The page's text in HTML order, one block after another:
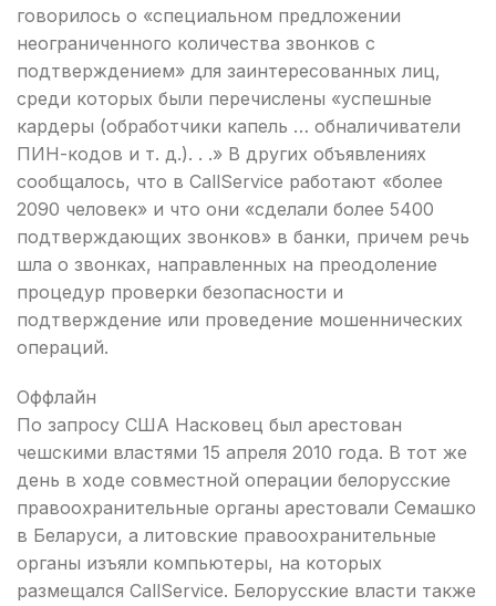
говорилось о «специальном предложении
неограниченного количества звонков с
подтверждением» для заинтересованных лиц,
среди которых были перечислены «успешные
кардеры (обработчики капель … обналичиватели
ПИН-кодов и т. д.). . .» В других объявлениях
сообщалось, что в CallService работают «более
2090 человек» и что они «сделали более 5400
подтверждающих звонков» в банки, причем речь
шла о звонках, направленных на преодоление
процедур проверки безопасности и
подтверждение или проведение мошеннических
операций.
Оффлайн
По запросу США Насковец был арестован
чешскими властями 15 апреля 2010 года. В тот же
день в ходе совместной операции белорусские
правоохранительные органы арестовали Семашко
в Беларуси, а литовские правоохранительные
органы изъяли компьютеры, на которых
размещался CallService. Белорусские власти также